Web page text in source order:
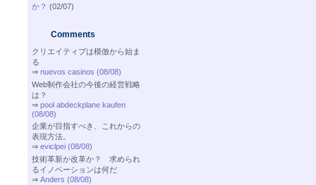
か？ (02/07)
Comments
クリエイティブは模倣から始ま
る
⇒ nuevos casinos (08/08)
Web制作会社の今後の経営戦略
は？
⇒ pool abdeckplane kaufen
(08/08)
企業が目指すべき、これからの
表現方法。
⇒ eviclpei (08/08)
技術革新か改革か？ 求められ
るイノベーションは何だ
⇒ Anders (08/08)